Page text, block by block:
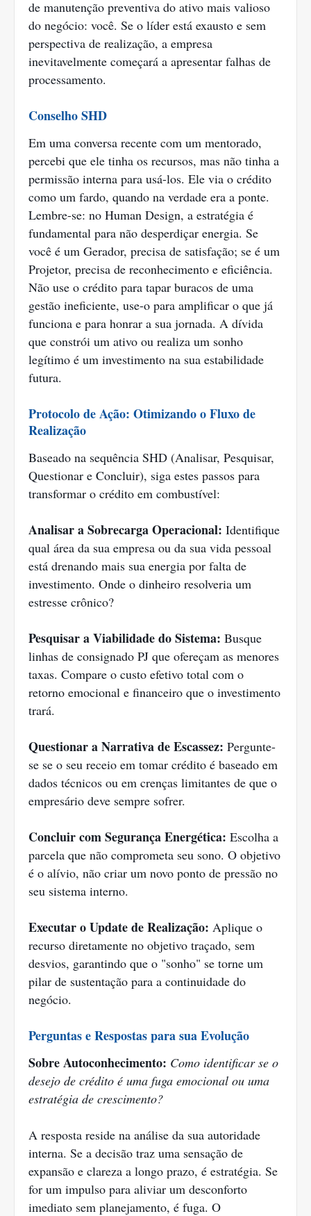
de manutenção preventiva do ativo mais valioso
do negócio: você. Se o líder está exausto e sem
perspectiva de realização, a empresa
inevitavelmente começará a apresentar falhas de
processamento.
Conselho SHD
Em uma conversa recente com um mentorado,
percebi que ele tinha os recursos, mas não tinha a
permissão interna para usá-los. Ele via o crédito
como um fardo, quando na verdade era a ponte.
Lembre-se: no Human Design, a estratégia é
fundamental para não desperdiçar energia. Se
você é um Gerador, precisa de satisfação; se é um
Projetor, precisa de reconhecimento e eficiência.
Não use o crédito para tapar buracos de uma
gestão ineficiente, use-o para amplificar o que já
funciona e para honrar a sua jornada. A dívida
que constrói um ativo ou realiza um sonho
legítimo é um investimento na sua estabilidade
futura.
Protocolo de Ação: Otimizando o Fluxo de
Realização
Baseado na sequência SHD (Analisar, Pesquisar,
Questionar e Concluir), siga estes passos para
transformar o crédito em combustível:
Analisar a Sobrecarga Operacional: Identifique
qual área da sua empresa ou da sua vida pessoal
está drenando mais sua energia por falta de
investimento. Onde o dinheiro resolveria um
estresse crônico?
Pesquisar a Viabilidade do Sistema: Busque
linhas de consignado PJ que ofereçam as menores
taxas. Compare o custo efetivo total com o
retorno emocional e financeiro que o investimento
trará.
Questionar a Narrativa de Escassez: Pergunte-
se se o seu receio em tomar crédito é baseado em
dados técnicos ou em crenças limitantes de que o
empresário deve sempre sofrer.
Concluir com Segurança Energética: Escolha a
parcela que não comprometa seu sono. O objetivo
é o alívio, não criar um novo ponto de pressão no
seu sistema interno.
Executar o Update de Realização: Aplique o
recurso diretamente no objetivo traçado, sem
desvios, garantindo que o "sonho" se torne um
pilar de sustentação para a continuidade do
negócio.
Perguntas e Respostas para sua Evolução
Sobre Autoconhecimento: Como identificar se o
desejo de crédito é uma fuga emocional ou uma
estratégia de crescimento?
A resposta reside na análise da sua autoridade
interna. Se a decisão traz uma sensação de
expansão e clareza a longo prazo, é estratégia. Se
for um impulso para aliviar um desconforto
imediato sem planejamento, é fuga. O